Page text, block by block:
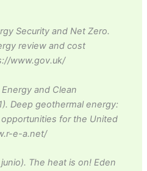
Security and Net Zero.
review and cost
www.gov.uk/
and Clean
Deep geothermal energy:
for the United
e-a.net/
The heat is on! Eden